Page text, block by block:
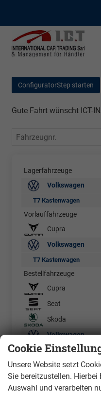
ConfiguratorStep starten
Gute Fahrt wünscht ICT-
Fahrzeugnr.
Lagerfahrzeuge
Volkswagen
T7 Kastenwagen
Vorlauffahrzeuge
Cupra
Volkswagen
T7 Kastenwagen
Bestellfahrzeuge
Cupra
Seat
Skoda
Volkswagen
Caddy
Caddy Cargo
Caddy Maxi
Cookie
Unsere Website setzt
Sie bereitzustellen.
Auswahl und verarbeiten